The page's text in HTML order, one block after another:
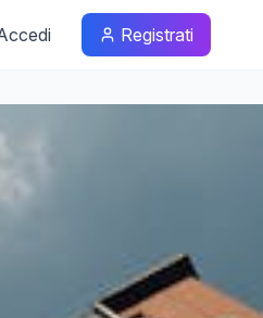
Registrati